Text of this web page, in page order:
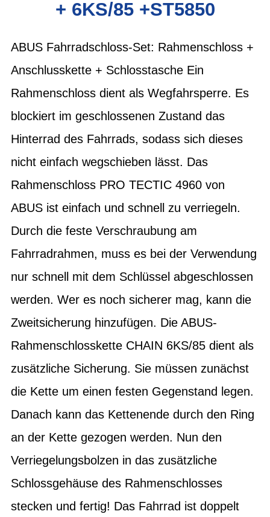
+ 6KS/85 +ST5850
ABUS Fahrradschloss-Set: Rahmenschloss +
Anschlusskette + Schlosstasche Ein
Rahmenschloss dient als Wegfahrsperre. Es
blockiert im geschlossenen Zustand das
Hinterrad des Fahrrads, sodass sich dieses
nicht einfach wegschieben lässt. Das
Rahmenschloss PRO TECTIC 4960 von
ABUS ist einfach und schnell zu verriegeln.
Durch die feste Verschraubung am
Fahrradrahmen, muss es bei der Verwendung
nur schnell mit dem Schlüssel abgeschlossen
werden. Wer es noch sicherer mag, kann die
Zweitsicherung hinzufügen. Die ABUS-
Rahmenschlosskette CHAIN 6KS/85 dient als
zusätzliche Sicherung. Sie müssen zunächst
die Kette um einen festen Gegenstand legen.
Danach kann das Kettenende durch den Ring
an der Kette gezogen werden. Nun den
Verriegelungsbolzen in das zusätzliche
Schlossgehäuse des Rahmenschlosses
stecken und fertig! Das Fahrrad ist doppelt